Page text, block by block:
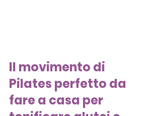
Il movimento di
Pilates perfetto da
fare a casa per